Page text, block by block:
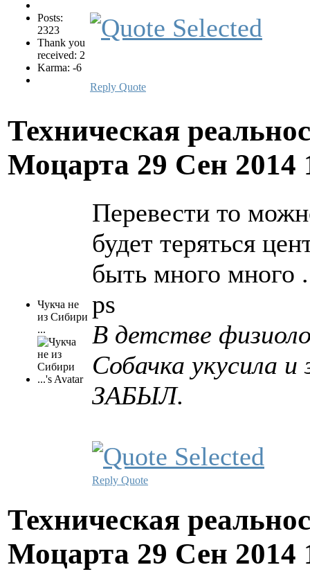
Posts:
2323
Thank you
received: 2
Karma: -6
Reply Quote
Техническая
Моцарта 29 Сен 2014
Чукча не
из Сибири
...
Перевести то
будет теряться
быть много много
ps
В детстве
Собачка укусила
ЗАБЫЛ.
Reply Quote
Техническая
Моцарта 29 Сен 2014